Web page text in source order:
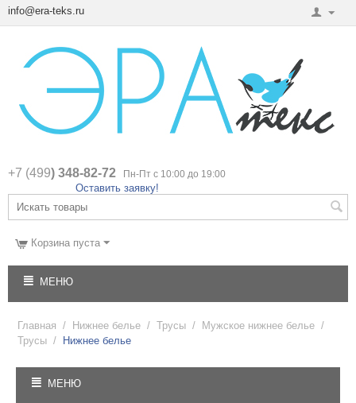
info@era-teks.ru
+7 (499) 348-82-72 Пн-Пт с 10:00 до 19:00
Оставить заявку!
Корзина пуста
МЕНЮ
Главная / Нижнее белье / Трусы / Мужское нижнее белье /
Трусы / Нижнее белье
МЕНЮ